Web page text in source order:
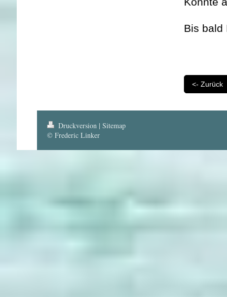
Bis bald
<- Zurück
Druckversion | Sitemap
© Frederic Linker